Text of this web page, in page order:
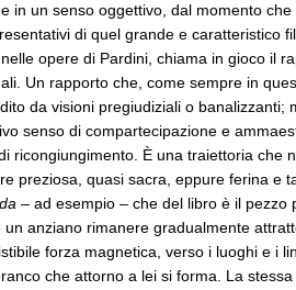
in un senso oggettivo, dal momento
di quel grande e caratteristico
opere di Pardini, chiama in gioco il
Un rapporto che, come sempre in
da visioni pregiudiziali o banalizzanti;
senso di compartecipazione e
ricongiungimento. È una traiettoria che
preziosa, quasi sacra, eppure ferina e
– ad esempio – che del libro è il pezzo
un anziano rimanere gradualmente
forza magnetica, verso i luoghi e i
che attorno a lei si forma. La